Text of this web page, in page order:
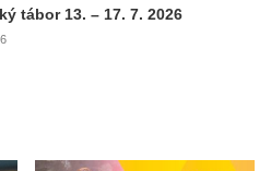
tábor 13. – 17. 7. 2026